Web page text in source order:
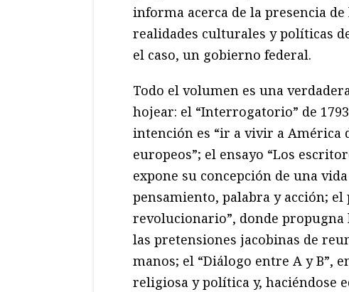
informa acerca de la presencia
realidades culturales y políticas
el caso, un gobierno federal.
Todo el volumen es una
hojear: el “Interrogatorio” de
intención es “ir a vivir a América
europeos”; el ensayo “Los
expone su concepción de una
pensamiento, palabra y acción;
revolucionario”, donde propugna
las pretensiones jacobinas de
manos; el “Diálogo entre A y B”,
religiosa y política y, haciéndose